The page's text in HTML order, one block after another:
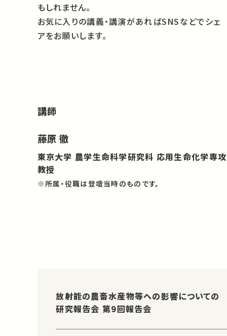
もしれません。
お気に入りの講義・講演があればSNSなどでシェ
アをお願いします。
講師
藤原 徹
東京大学 農学生命科学研究科 応用生命化学専攻
教授
※所属・役職は登壇当時のものです。
放射能の農畜水産物等への影響についての
研究報告会 第9回報告会